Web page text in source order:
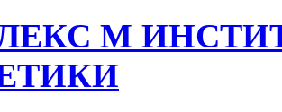
М